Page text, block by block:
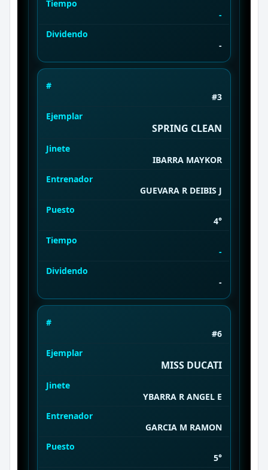
Tiempo
-
Dividendo
-
#
#3
Ejemplar
SPRING CLEAN
Jinete
IBARRA MAYKOR
Entrenador
GUEVARA R DEIBIS J
Puesto
4°
Tiempo
-
Dividendo
-
#
#6
Ejemplar
MISS DUCATI
Jinete
YBARRA R ANGEL E
Entrenador
GARCIA M RAMON
Puesto
5°